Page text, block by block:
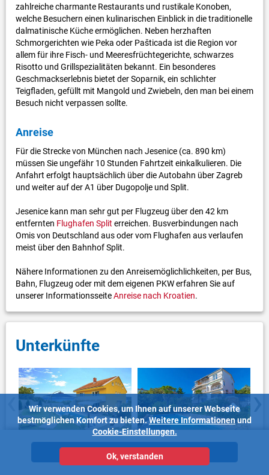
zahlreiche charmante Restaurants und rustikale Konoben,
welche Besuchern einen kulinarischen Einblick in die traditionelle
dalmatinische Küche ermöglichen. Neben herzhaften
Schmorgerichten wie Peka oder Pašticada ist die Region vor
allem für ihre Fisch- und Meeresfrüchtegerichte, schwarzes
Risotto und Grillspezialitäten bekannt. Ein besonderes
Geschmackserlebnis bietet der Soparnik, ein schlichter
Teigfladen, gefüllt mit Mangold und Zwiebeln, den man bei einem
Besuch nicht verpassen sollte.
Anreise
Für die Strecke von München nach Jesenice (ca. 890 km)
müssen Sie ungefähr 10 Stunden Fahrtzeit einkalkulieren. Die
Anfahrt erfolgt hauptsächlich über die Autobahn über Zagreb
und weiter auf der A1 über Dugopolje und Split.
Jesenice kann man sehr gut per Flugzeug über den 42 km
entfernten Flughafen Split erreichen. Busverbindungen nach
Omis von Deutschland aus oder vom Flughafen aus verlaufen
meist über den Bahnhof Split.
Nähere Informationen zu den Anreisemöglichlichkeiten, per Bus,
Bahn, Flugzeug oder mit dem eigenen PKW erfahren Sie auf
unserer InformationsseiteAnreise nach Kroatien.
Unterkünfte
Ferienhaus Jesenice Ferienwohnung Jesenice
‹ ›
Unterkünfte
Wir verwenden Cookies, um Ihnen auf unserer Webseite
bestmöglichen Komfort zu bieten.Weitere Informationenund
Cookie-Einstellungen.
Ok, verstanden